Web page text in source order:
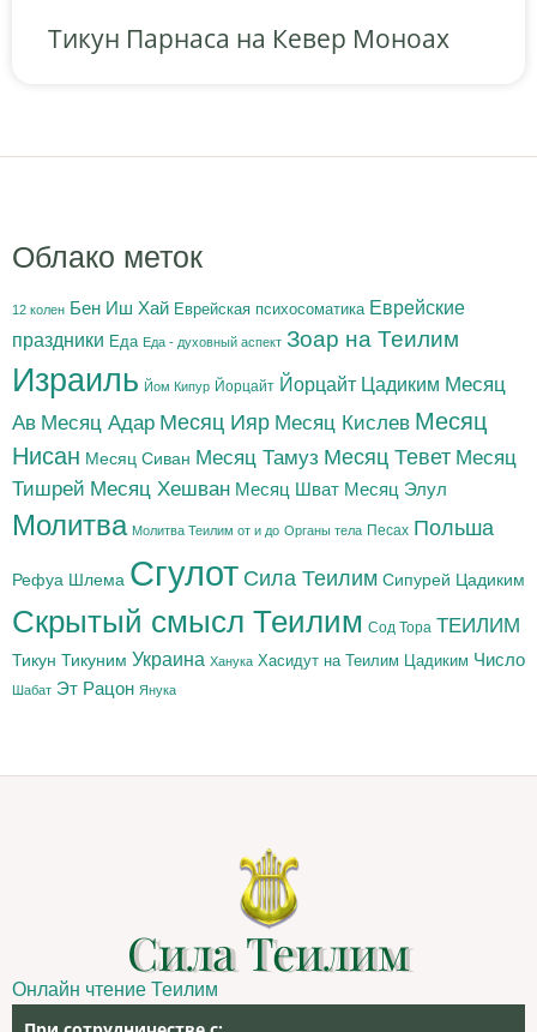
Тикун Парнаса на Кевер Моноах
Облако меток
12 колен Бен Иш Хай Еврейская психосоматика Еврейские
праздники Еда Еда - духовный аспект Зоар на Теилим
Израиль Йом Кипур Йорцайт Йорцайт Цадиким Месяц
Ав Месяц Адар Месяц Ияр Месяц Кислев Месяц
Нисан Месяц Сиван Месяц Тамуз Месяц Тевет Месяц
Тишрей Месяц Хешван Месяц Шват Месяц Элул
Молитва Молитва Теилим от и до Органы тела Песах Польша
Рефуа Шлема Сгулот Сила Теилим Сипурей Цадиким
Скрытый смысл Теилим Сод Тора ТЕИЛИМ
Тикун Тикуним Украина Ханука Хасидут на Теилим Цадиким Число
Шабат Эт Рацон Янука
Сила Теилим
Онлайн чтение Теилим